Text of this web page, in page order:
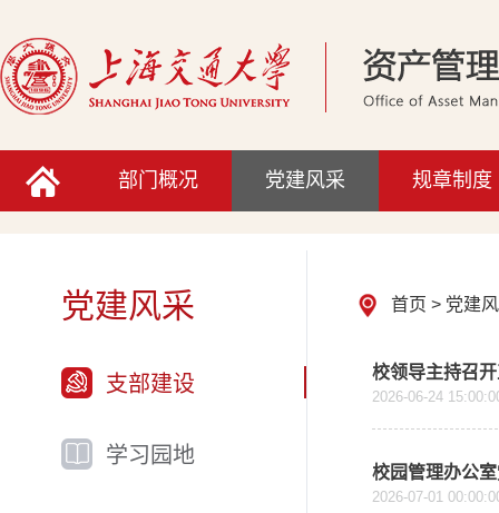
部门概况 党建风采 规章制度
党建风采
支部建设
学习园地
首页 > 党建
校领导主持召
2026-06-24
校园管理办公
2026-07-01